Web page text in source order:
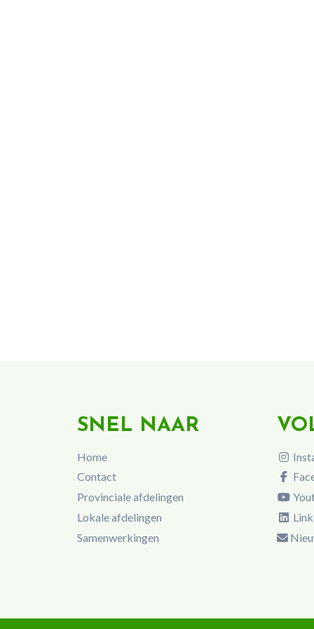
SNEL NAAR
Home
Contact
Provinciale afdelingen
Lokale afdelingen
Samenwerkingen